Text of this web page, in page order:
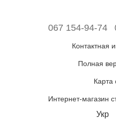
067 154-94-74
Контактная
Полная
Карта
Интернет-магазин
Укр